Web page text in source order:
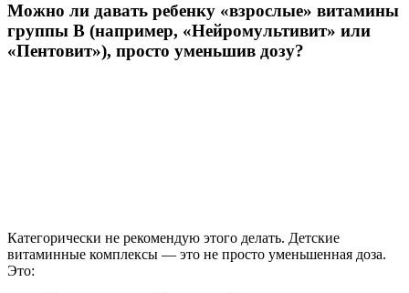
Можно ли давать ребенку «взрослые» витамины
группы B (например, «Нейромультивит» или
«Пентовит»), просто уменьшив дозу?
Категорически не рекомендую этого делать. Детские
витаминные комплексы — это не просто уменьшенная доза.
Это: